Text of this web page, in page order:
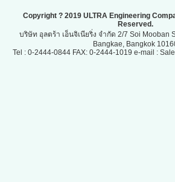
Copyright ? 2019 ULTRA Engineering
Reserved.
บริษัท อุลตร้า เอ็นจิเนียริ่ง จำกัด 2/7 Soi Mooban
Bangkae, Bangkok
Tel : 0-2444-0844 FAX: 0-2444-1019 e-mail :